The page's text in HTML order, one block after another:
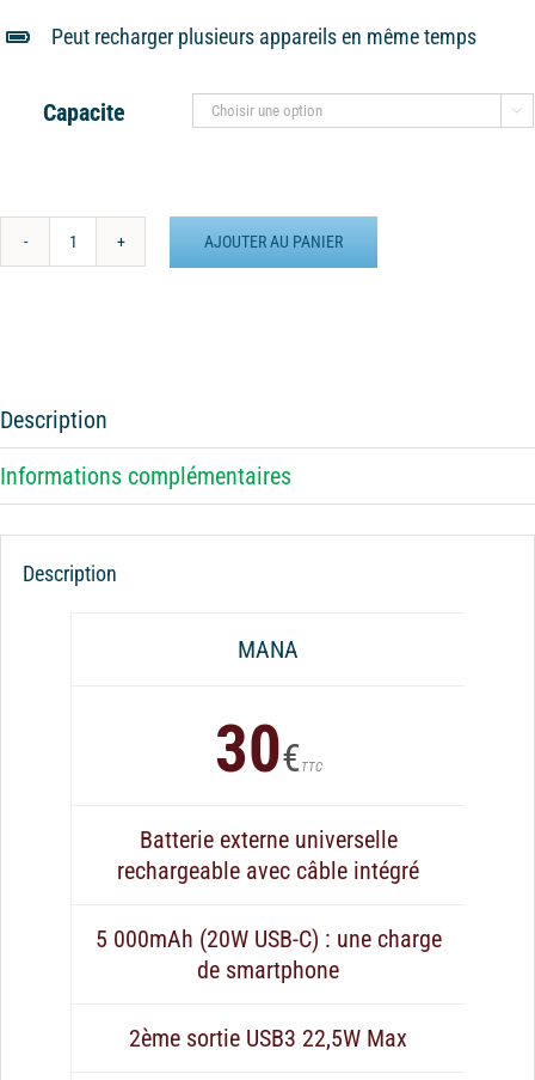
Peut recharger plusieurs appareils en même temps
Capacite 
quantité
Manufa
AJOUTER AU PANIER
Description
Informations complémentaires
Description
MANA
30€ TTC
Batterie externe universelle
rechargeable avec câble intégré
5 000mAh (20W USB-C) : une charge
de smartphone
2ème sortie USB3 22,5W Max